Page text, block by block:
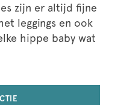
zijn er altijd fijne
leggings en ook
hippe baby wat